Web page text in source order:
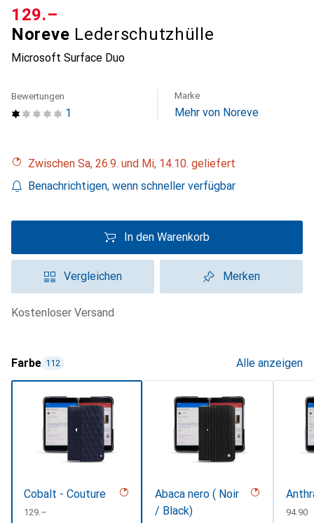
Noreve Lederschutzhülle
Microsoft Surface Duo
CHF
129.–
1
Bewertungen Marke
Mehr von Noreve
Zwischen Sa, 26.9. und Mi, 14.10. geliefert
Benachrichtigen, wenn schneller verfügbar
In den Warenkorb
Vergleichen Merken
kostenloser Versand
Farbe 112 Alle anzeigen
Cobalt - Couture
CHF
129.–
Abaca nero ( Noir
/ Black)
CHF
94.90